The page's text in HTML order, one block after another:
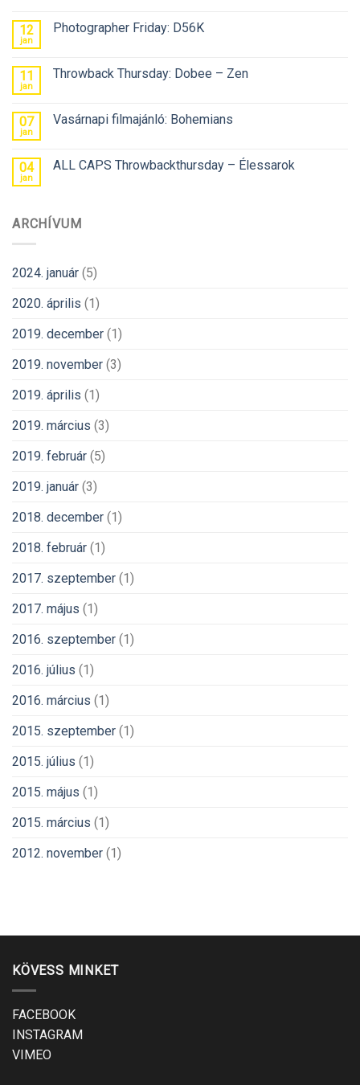
12
jan
Photographer Friday: D56K
11
jan
Throwback Thursday: Dobee – Zen
07
jan
Vasárnapi filmajánló: Bohemians
04
jan
ALL CAPS Throwbackthursday – Élessarok
ARCHÍVUM
2024. január (5)
2020. április (1)
2019. december (1)
2019. november (3)
2019. április (1)
2019. március (3)
2019. február (5)
2019. január (3)
2018. december (1)
2018. február (1)
2017. szeptember (1)
2017. május (1)
2016. szeptember (1)
2016. július (1)
2016. március (1)
2015. szeptember (1)
2015. július (1)
2015. május (1)
2015. március (1)
2012. november (1)
KÖVESS MINKET
FACEBOOK
INSTAGRAM
VIMEO